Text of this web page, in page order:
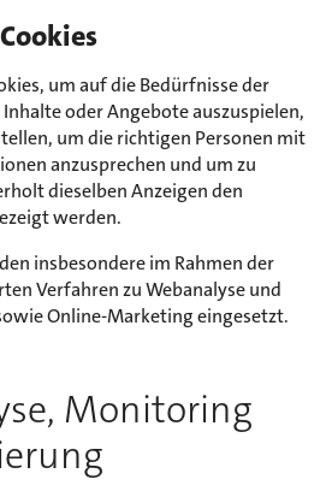
um auf die Bedürfnisse der
oder Angebote auszuspielen,
um die richtigen Personen mit
anzusprechen und um zu
dieselben Anzeigen den
werden.
insbesondere im Rahmen der
Verfahren zu Webanalyse und
Online-Marketing eingesetzt.
Monitoring